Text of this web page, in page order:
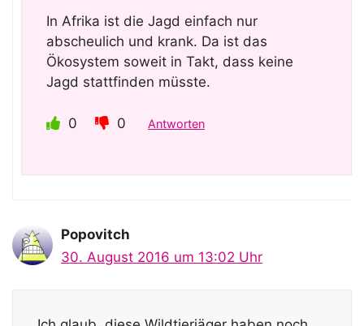
In Afrika ist die Jagd einfach nur
abscheulich und krank. Da ist das
Ökosystem soweit in Takt, dass keine
Jagd stattfinden müsste.
0 0 Antworten
Popovitch
30. August 2016 um 13:02 Uhr